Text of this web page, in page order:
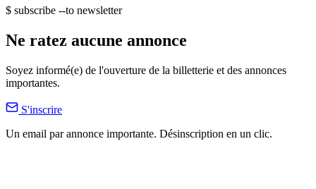
$ subscribe --to newsletter
Ne ratez aucune annonce
Soyez informé(e) de l'ouverture de la billetterie et des annonces
importantes.
S'inscrire
Un email par annonce importante. Désinscription en un clic.